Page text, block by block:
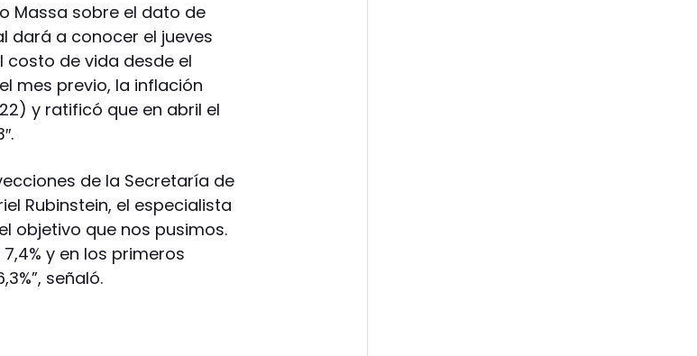
Massa sobre el dato de
dará a conocer el jueves
costo de vida desde el
mes previo, la inflación
y ratificó que en abril el
de la Secretaría de
Rubinstein, el especialista
objetivo que nos pusimos.
y en los primeros
señaló.